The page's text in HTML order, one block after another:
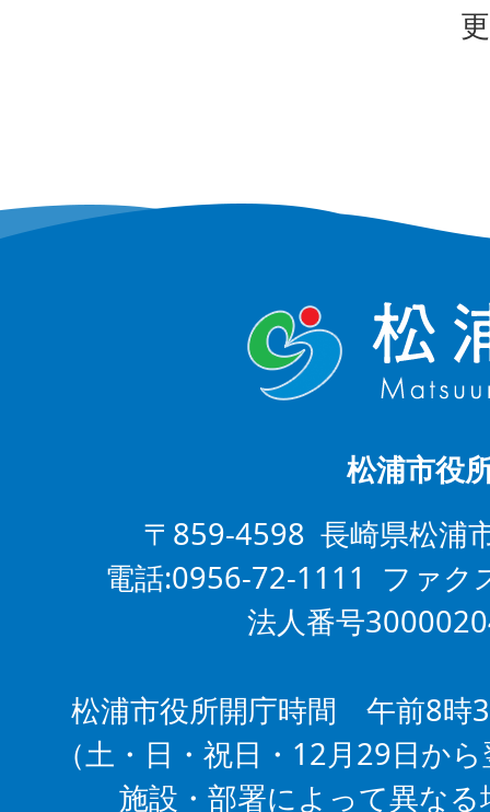
松浦市役
〒859-4598 長崎県松浦
電話:0956-72-1111 ファ
法人番号
松浦市役所開庁時間 午前8時
（土・日・祝日・12月29日か
施設・部署によって異な